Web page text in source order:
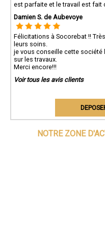
est parfaite et le travail est fait
Damien S. de Aubevoye
Félicitations à Socorebat !!
leurs soins.
je vous conseille cette société
sur les travaux.
Merci encore!!!
Voir tous les avis clients
NOTRE ZONE